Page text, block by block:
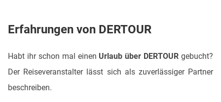
Erfahrungen von DERTOUR
Habt ihr schon mal einen Urlaub über DERTOUR gebucht?
Der Reiseveranstalter lässt sich als zuverlässiger Partner
beschreiben.